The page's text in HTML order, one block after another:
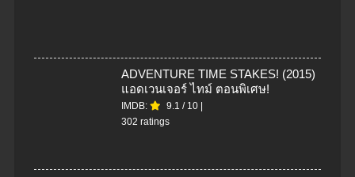
ADVENTURE TIME STAKES! (2015)
แอดเวนเจอร์ ไทม์ ตอนพิเศษ!
IMDB: 9.1 / 10 |
302 ratings